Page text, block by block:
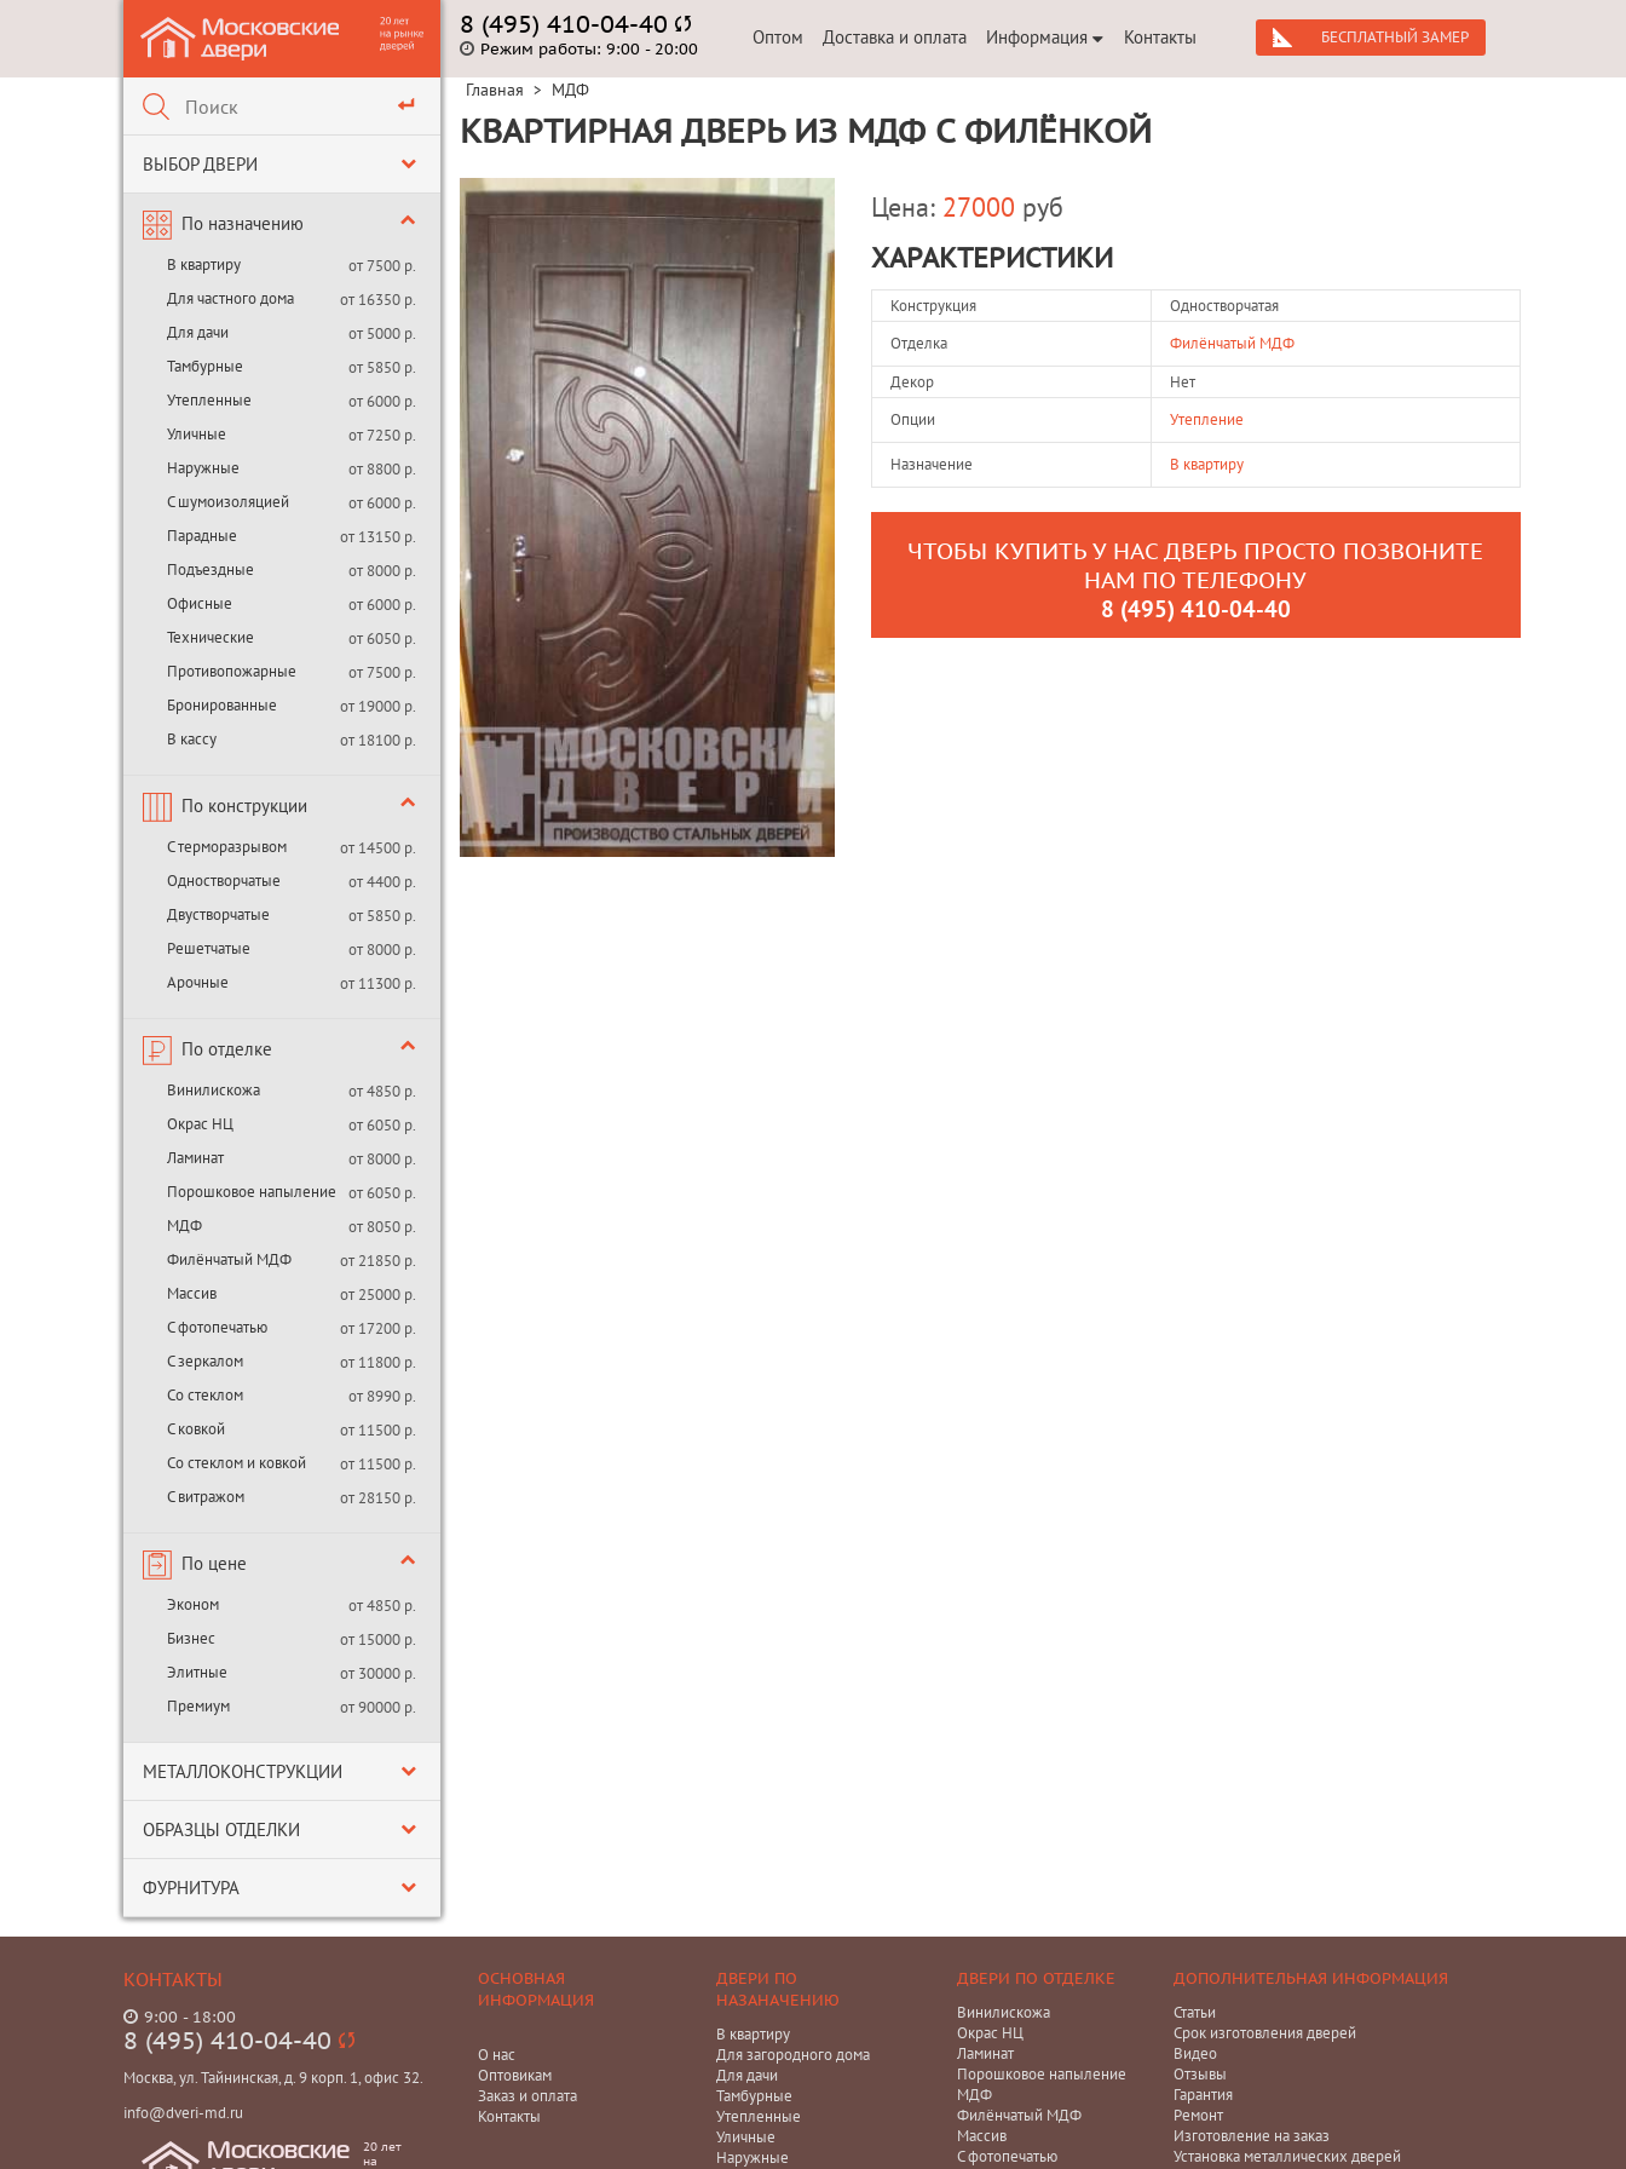
ВЫБОР ДВЕРИ
По назначению
В квартиру
от 7500 р.
Для частного дома
от 16350 р.
Для дачи
от 5000 р.
Тамбурные
от 5850 р.
Утепленные
от 6000 р.
Уличные
от 7250 р.
Наружные
от 8800 р.
С шумоизоляцией
от 6000 р.
Парадные
от 13150 р.
Подъездные
от 8000 р.
Офисные
от 6000 р.
Технические
от 6050 р.
Противопожарные
от 7500 р.
Бронированные
от 19000 р.
В кассу
от 18100 р.
По конструкции
С терморазрывом
от 14500 р.
Одностворчатые
от 4400 р.
Двустворчатые
от 5850 р.
Решетчатые
от 8000 р.
Арочные
от 11300 р.
По отделке
Винилискожа
от 4850 р.
Окрас НЦ
от 6050 р.
Ламинат
от 8000 р.
Порошковое напыление
от 6050 р.
МДФ
от 8050 р.
Филёнчатый МДФ
от 21850 р.
Массив
от 25000 р.
С фотопечатью
от 17200 р.
С зеркалом
от 11800 р.
Со стеклом
от 8990 р.
С ковкой
от 11500 р.
Со стеклом и ковкой
от 11500 р.
С витражом
от 28150 р.
По цене
Эконом
от 4850 р.
Бизнес
от 15000 р.
Элитные
от 30000 р.
Премиум
от 90000 р.
МЕТАЛЛОКОНСТРУКЦИИ
ОБРАЗЦЫ ОТДЕЛКИ
ФУРНИТУРА
8 (495) 410-04-40
Режим работы: 9:00 - 20:00
Оптом Доставка и оплата Информация Контакты БЕСПЛАТНЫЙ ЗАМЕР
Главная > МДФ
КВАРТИРНАЯ ДВЕРЬ ИЗ МДФ С ФИЛЁНКОЙ
Цена: 27000 руб
ХАРАКТЕРИСТИКИ
Конструкция
Одностворчатая
Отделка
Филёнчатый МДФ
Декор
Нет
Опции
Утепление
Назначение В квартиру
ЧТОБЫ КУПИТЬ У НАС ДВЕРЬ ПРОСТО ПОЗВОНИТЕ
НАМ ПО ТЕЛЕФОНУ
8 (495) 410-04-40
КОНТАКТЫ
9:00 - 18:00
8 (495) 410-04-40
Москва, ул. Тайнинская, д. 9 корп. 1, офис 32.
info@dveri-md.ru
Московские
20 лет
на
ОСНОВНАЯ
ИНФОРМАЦИЯ
О нас
Оптовикам
Заказ и оплата
Контакты
ДВЕРИ ПО
НАЗАНАЧЕНИЮ
В квартиру
Для загородного дома
Для дачи
Тамбурные
Утепленные
Уличные
Наружные
ДВЕРИ ПО ОТДЕЛКЕ
Винилискожа
Окрас НЦ
Ламинат
Порошковое напыление
МДФ
Филёнчатый МДФ
Массив
С фотопечатью
ДОПОЛНИТЕЛЬНАЯ ИНФОРМАЦИЯ
Статьи
Срок изготовления дверей
Видео
Отзывы
Гарантия
Ремонт
Изготовление на заказ
Установка металлических дверей